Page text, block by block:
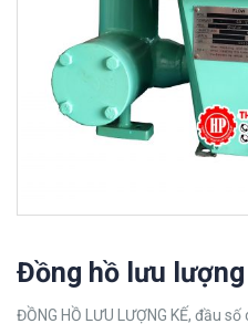
Đồng hồ lưu
ĐỒNG HỒ LƯU LƯỢNG KẾ, đầu